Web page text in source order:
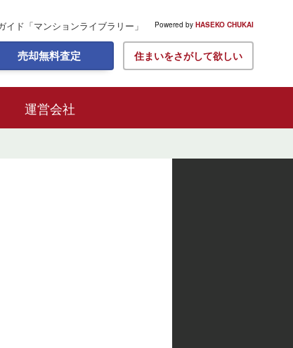
イド 「マンションライブラリー」 Powered by HASEKO CHUKAI
売却無料査定 住まいをさがして欲しい
運営会社